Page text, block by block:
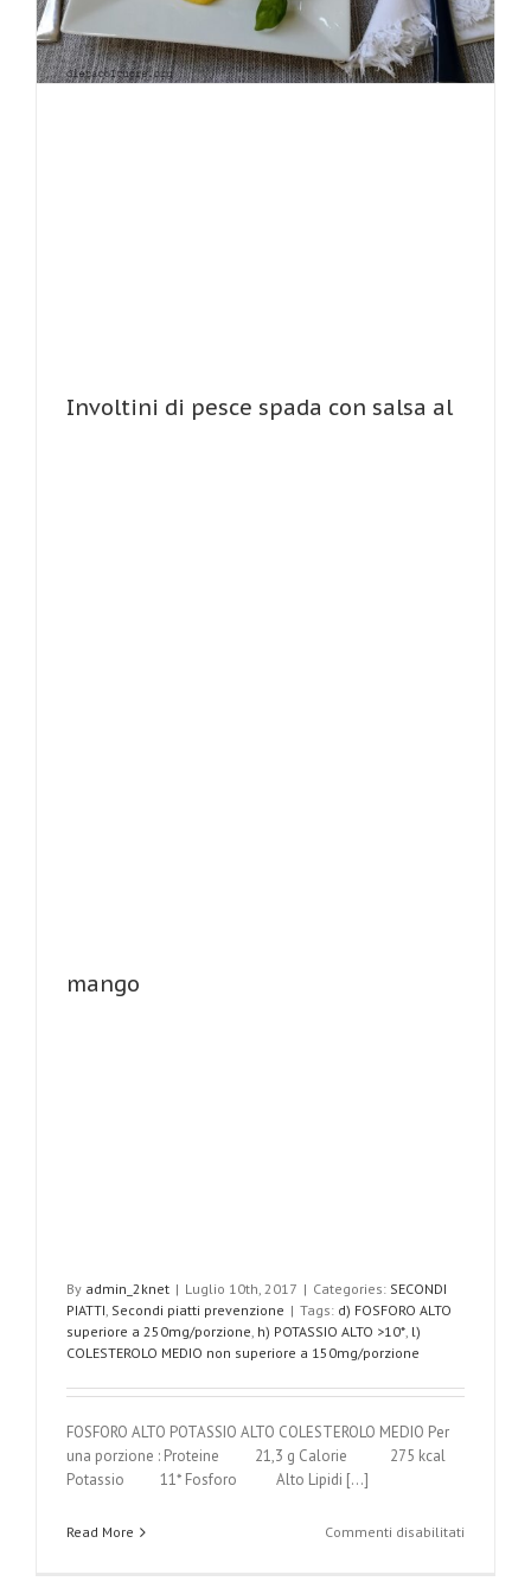
Involtini di pesce spada con salsa al
mango
By admin_2knet | Luglio 10th, 2017 | Categories: SECONDI
PIATTI Secondi piatti prevenzione | Tags: d) FOSFORO ALTO
superiore a 250mg/porzione h) POTASSIO ALTO >10* l)
COLESTEROLO MEDIO non superiore a 150mg/porzione
FOSFORO ALTO POTASSIO ALTO COLESTEROLO MEDIO Per
una porzione : Proteine 21,3 g Calorie 275 kcal
Potassio 11* Fosforo Alto Lipidi [...]
Read More Commenti disabilitati